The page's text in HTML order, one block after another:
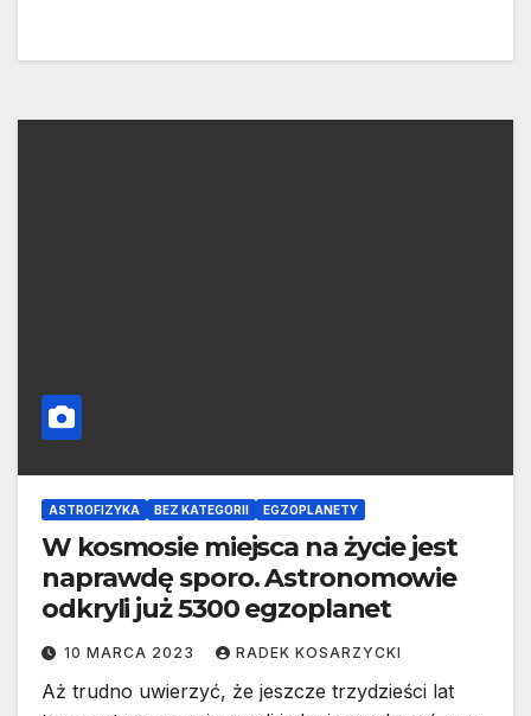
ASTROFIZYKA BEZ KATEGORII EGZOPLANETY
W kosmosie miejsca na życie jest
naprawdę sporo. Astronomowie
odkryli już 5300 egzoplanet
10 MARCA 2023 RADEK KOSARZYCKI
Aż trudno uwierzyć, że jeszcze trzydzieści lat